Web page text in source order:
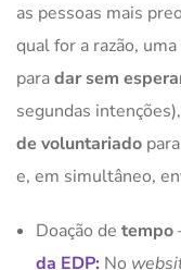
as pessoas mais
qual for a razão,
paradar sem
segundas
de voluntariado
e, em simultâneo,
Doação de tempo
da EDP: No